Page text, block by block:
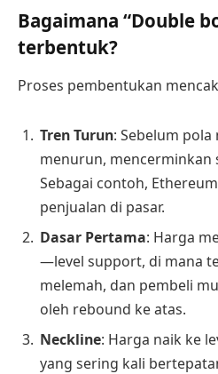
Bagaimana “Double
terbentuk?
Proses pembentukan
Tren Turun: Sebelum
menurun, mencerminkan
Sebagai contoh,
penjualan di pasar.
Dasar Pertama: Harga
—level support, di mana
melemah, dan pembeli
oleh rebound ke atas.
Neckline: Harga naik ke
yang sering kali